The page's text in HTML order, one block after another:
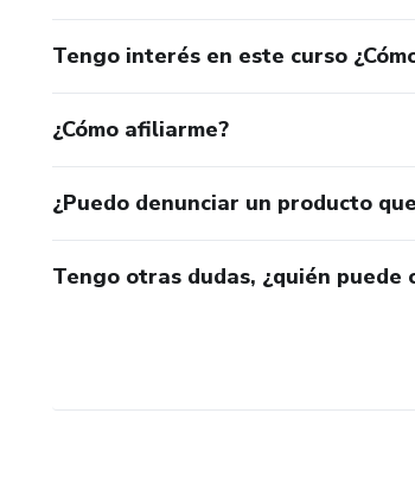
Tengo interés en este curso
¿Cómo afiliarme?
¿Puedo denunciar un producto
Tengo otras dudas, ¿quién puede